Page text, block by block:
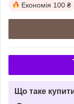
Економія 100 ₴
Що таке